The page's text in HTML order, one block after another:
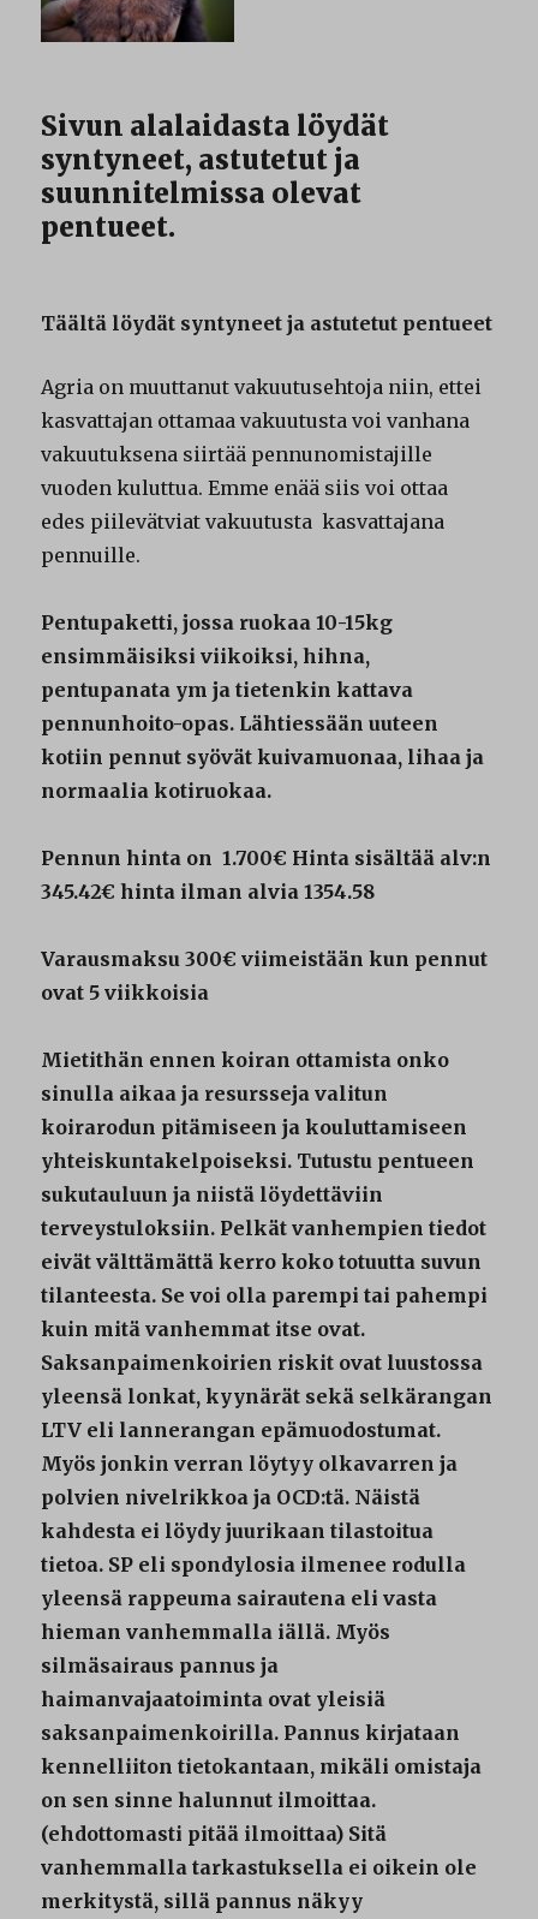
Sivun alalaidasta löydät
syntyneet, astutetut ja
suunnitelmissa olevat
pentueet.
Täältä löydät syntyneet ja astutetut pentueet
Agria on muuttanut vakuutusehtoja niin, ettei
kasvattajan ottamaa vakuutusta voi vanhana
vakuutuksena siirtää pennunomistajille
vuoden kuluttua. Emme enää siis voi ottaa
edes piilevätviat vakuutusta kasvattajana
pennuille.
Pentupaketti, jossa ruokaa 10-15kg
ensimmäisiksi viikoiksi, hihna,
pentupanata ym ja tietenkin kattava
pennunhoito-opas. Lähtiessään uuteen
kotiin pennut syövät kuivamuonaa, lihaa ja
normaalia kotiruokaa.
Pennun hinta on 1.700€ Hinta sisältää alv:n
345.42€ hinta ilman alvia 1354.58
Varausmaksu 300€ viimeistään kun pennut
ovat 5 viikkoisia
Mietithän ennen koiran ottamista onko
sinulla aikaa ja resursseja valitun
koirarodun pitämiseen ja kouluttamiseen
yhteiskuntakelpoiseksi. Tutustu pentueen
sukutauluun ja niistä löydettäviin
terveystuloksiin. Pelkät vanhempien tiedot
eivät välttämättä kerro koko totuutta suvun
tilanteesta. Se voi olla parempi tai pahempi
kuin mitä vanhemmat itse ovat.
Saksanpaimenkoirien riskit ovat luustossa
yleensä lonkat, kyynärät sekä selkärangan
LTV eli lannerangan epämuodostumat.
Myös jonkin verran löytyy olkavarren ja
polvien nivelrikkoa ja OCD:tä. Näistä
kahdesta ei löydy juurikaan tilastoitua
tietoa. SP eli spondylosia ilmenee rodulla
yleensä rappeuma sairautena eli vasta
hieman vanhemmalla iällä. Myös
silmäsairaus pannus ja
haimanvajaatoiminta ovat yleisiä
saksanpaimenkoirilla. Pannus kirjataan
kennelliiton tietokantaan, mikäli omistaja
on sen sinne halunnut ilmoittaa.
(ehdottomasti pitää ilmoittaa) Sitä
vanhemmalla tarkastuksella ei oikein ole
merkitystä, sillä pannus näkyy